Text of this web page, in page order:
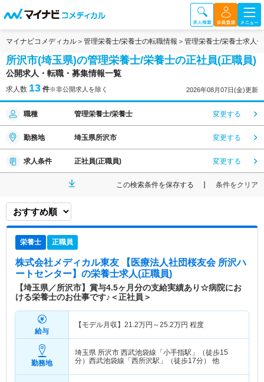
マイナビコメディカル 管理栄養士/栄養士の転職情報 管理栄養士/栄養士求人
所沢市(埼玉県)の管理栄養士/栄養士の正社員(正職員)
公開求人・転職・募集情報一覧
求人数 13 件※非公開求人を除く 2026年08月07日(金)更新
職種 管理栄養士/栄養士 変更する
勤務地 埼玉県所沢市 変更する
求人条件 正社員(正職員) 変更する
この検索条件を保存する 条件をクリア
栄養士 正職員
株式会社メディカル東友 【医療法人社団桜友会 所沢ハ
ートセンター】 の栄養士求人(正職員)
【埼玉県／所沢市】賞与4.5ヶ月分の支給実績あり☆病院にお
ける栄養士のお仕事です♪＜正社員＞
給与
【モデル月収】 21.2万円～25.2万円 程度
勤務地
埼玉県 所沢市 西武池袋線「小手指駅」（徒歩15
分）西武池袋線「西所沢駅」（徒歩17分） 他